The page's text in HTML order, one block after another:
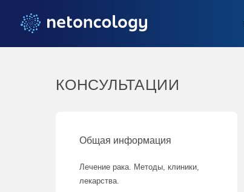
КОНСУЛЬТАЦИИ
Общая информация
Лечение рака. Методы, клиники,
лекарства.